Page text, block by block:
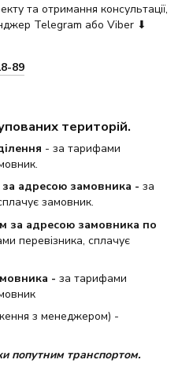
та отримання консультації,
Telegram або Viber ⬇
89
територій.
- за тарифами
адресою замовника - за
замовник.
за адресою замовника по
перевізника, сплачує
- за тарифами
з менеджером) -
попутним транспортом.